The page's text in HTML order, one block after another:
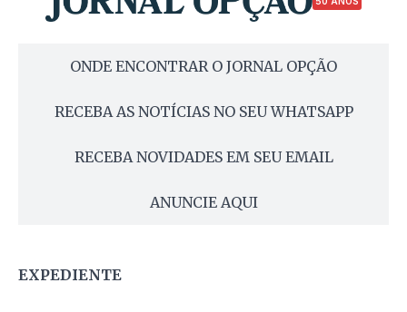
ONDE ENCONTRAR O JORNAL OPÇÃO
RECEBA AS NOTÍCIAS NO SEU WHATSAPP
RECEBA NOVIDADES EM SEU EMAIL
ANUNCIE AQUI
EXPEDIENTE